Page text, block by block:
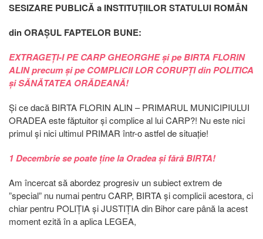
SESIZARE PUBLICĂ a INSTITUȚIILOR STATULUI ROMÂN
din ORAȘUL FAPTELOR BUNE:
EXTRAGEȚI-I PE CARP GHEORGHE și pe BIRTA FLORIN
ALIN precum și pe COMPLICII LOR CORUPȚI din POLITICA
și SĂNĂTATEA ORĂDEANĂ!
Și ce dacă BIRTA FLORIN ALIN – PRIMARUL MUNICIPIULUI
ORADEA este făptuitor și complice al lui CARP?! Nu este nici
primul și nici ultimul PRIMAR într-o astfel de situație!
1 Decembrie se poate ține la Oradea și fără BIRTA!
Am încercat să abordez progresiv un subiect extrem de
”special” nu numai pentru CARP, BIRTA și complicii acestora, ci
chiar pentru POLIȚIA și JUSTIȚIA din Bihor care până la acest
moment ezită în a aplica LEGEA,